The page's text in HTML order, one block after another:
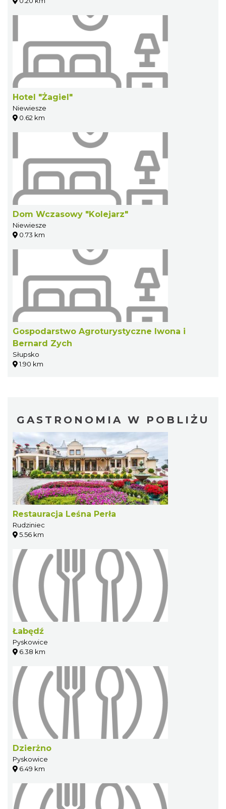
Hotel "Żagiel"
Niewiesze
0.62 km
Dom Wczasowy "Kolejarz"
Niewiesze
0.73 km
Gospodarstwo Agroturystyczne Iwona i
Bernard Zych
Słupsko
1.90 km
GASTRONOMIA W POBLIŻU
Restauracja Leśna Perła
Rudziniec
5.56 km
Łabędź
Pyskowice
6.38 km
Dzierżno
Pyskowice
6.49 km